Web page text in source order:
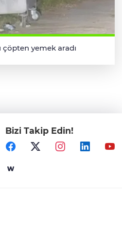
çöpten yemek aradı
Bizi Takip Edin!